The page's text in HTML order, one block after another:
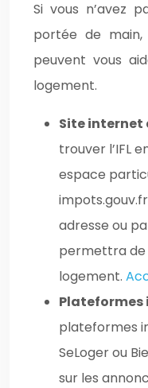
Si vous n’avez
portée de main,
peuvent vous
logement.
Site internet
trouver l’IFL
espace
adresse ou
permettra de
logement.
Plateformes
plateformes
SeLoger ou
sur les